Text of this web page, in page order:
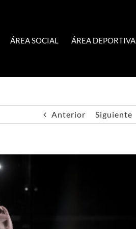
ÁREA SOCIAL ÁREA DEPORTIVA
Anterior Siguiente